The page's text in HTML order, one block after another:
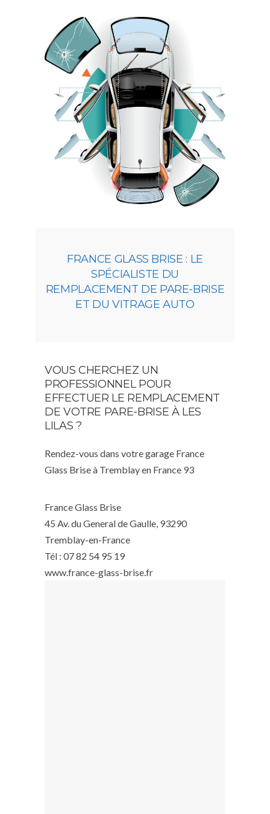
FRANCE GLASS BRISE : LE
SPÉCIALISTE DU
REMPLACEMENT DE PARE-BRISE
ET DU VITRAGE AUTO
VOUS CHERCHEZ UN
PROFESSIONNEL POUR
EFFECTUER LE REMPLACEMENT
DE VOTRE PARE-BRISE À LES
LILAS ?
Rendez-vous dans votre garage France
Glass Brise à Tremblay en France 93
France Glass Brise
45 Av. du General de Gaulle, 93290
Tremblay-en-France
Tél : 07 82 54 95 19
www.france-glass-brise.fr